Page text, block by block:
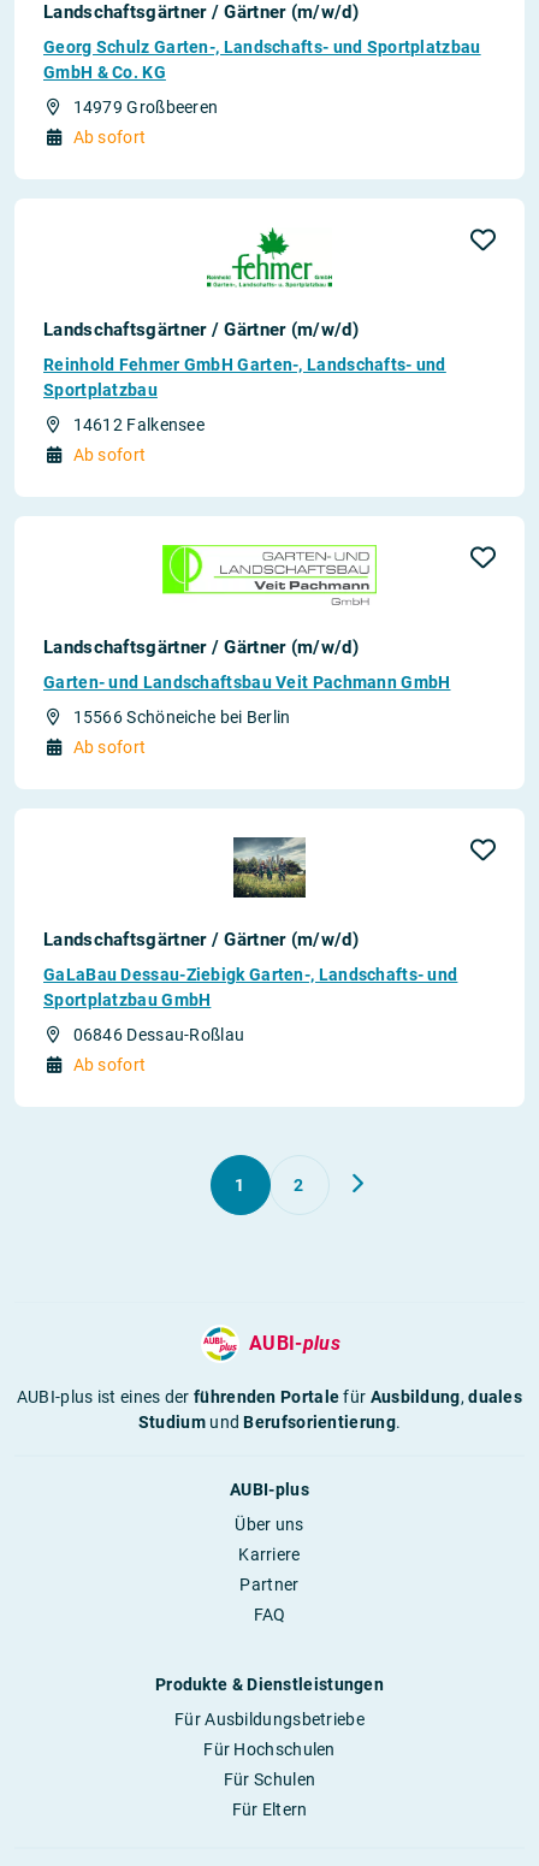
Landschaftsgärtner / Gärtner (m/w/d)
Georg Schulz Garten-, Landschafts- und Sportplatzbau
GmbH & Co. KG
14979 Großbeeren
Ab sofort
Landschaftsgärtner / Gärtner (m/w/d)
Reinhold Fehmer GmbH Garten-, Landschafts- und
Sportplatzbau
14612 Falkensee
Ab sofort
Landschaftsgärtner / Gärtner (m/w/d)
Garten- und Landschaftsbau Veit Pachmann GmbH
15566 Schöneiche bei Berlin
Ab sofort
Landschaftsgärtner / Gärtner (m/w/d)
GaLaBau Dessau-Ziebigk Garten-, Landschafts- und
Sportplatzbau GmbH
06846 Dessau-Roßlau
Ab sofort
1 2
AUBI-plus
AUBI-plus ist eines derführenden Portalefür Ausbildung,duales
StudiumundBerufsorientierung.
AUBI-plus
Über uns
Karriere
Partner
FAQ
Produkte & Dienstleistungen
Für Ausbildungsbetriebe
Für Hochschulen
Für Schulen
Für Eltern